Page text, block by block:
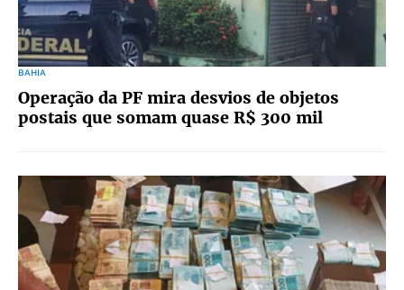
BAHIA
Operação da PF mira desvios de objetos
postais que somam quase R$ 300 mil